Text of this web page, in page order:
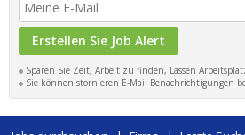
Sparen Sie Zeit, Arbeit zu finden, Lassen
Sie können stornieren E-Mail Benachrichtigungen